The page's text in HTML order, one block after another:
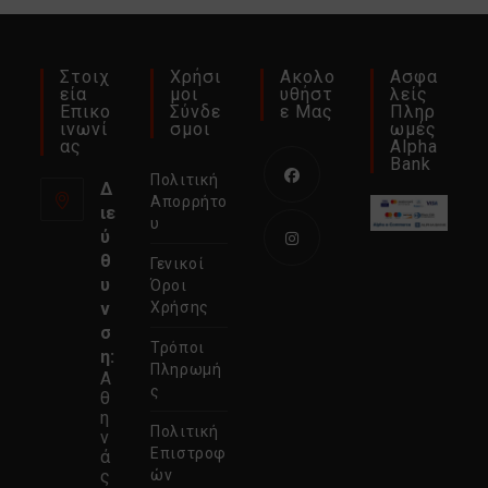
Στοιχ
Εία
Επικο
Ινωνί
Ας
Δ
ιε
ύ
θ
υ
ν
σ
η:
Α
θ
η
ν
ά
ς
Χρήσι
Μοι
Σύνδε
Σμοι
Πολιτική
Απορρήτο
υ
Γενικοί
Όροι
Χρήσης
Τρόποι
Πληρωμή
ς
Πολιτική
Επιστροφ
ών
Ακολο
Υθήστ
Ε Μας
Ασφα
Λείς
Πληρ
Ωμές
Alpha
Bank